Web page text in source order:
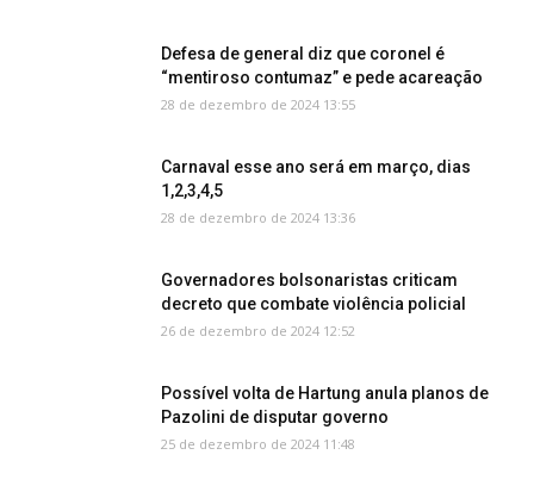
Defesa de general diz que coronel é
“mentiroso contumaz” e pede acareação
28 de dezembro de 2024 13:55
Carnaval esse ano será em março, dias
1,2,3,4,5
28 de dezembro de 2024 13:36
Governadores bolsonaristas criticam
decreto que combate violência policial
26 de dezembro de 2024 12:52
Possível volta de Hartung anula planos de
Pazolini de disputar governo
25 de dezembro de 2024 11:48